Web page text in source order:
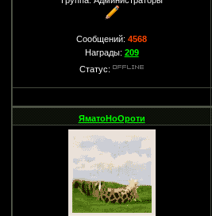
Сообщений:4568
Награды: 209
Статус:
ЯматоНоОроти